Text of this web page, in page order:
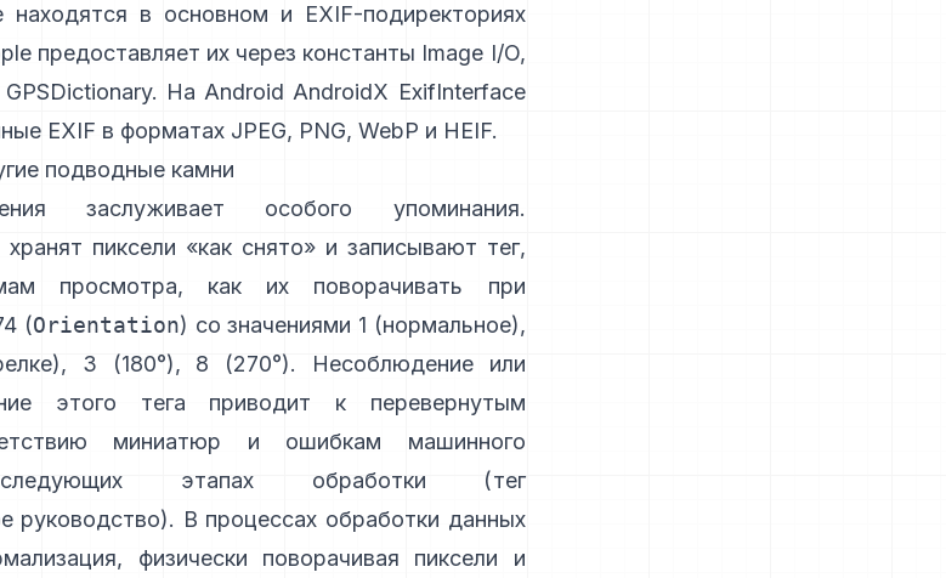
находятся в основном и EXIF-подиректориях
предоставляет их через константы Image I/O,
GPSDictionary. На Android AndroidX ExifInterface
EXIF в форматах JPEG, PNG, WebP и HEIF.
подводные камни
заслуживает особого упоминания.
пиксели «как снято» и записывают тег,
просмотра, как их поворачивать при
(Orientation) со значениями 1 (нормальное),
3 (180°), 8 (270°). Несоблюдение или
этого тега приводит к перевернутым
миниатюр и ошибкам машинного
этапах обработки (тег
руководство). В процессах обработки данных
физически поворачивая пиксели и